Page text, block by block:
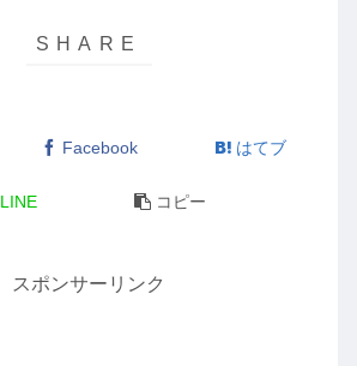
Facebook はてブ
LINE コピー
スポンサーリンク